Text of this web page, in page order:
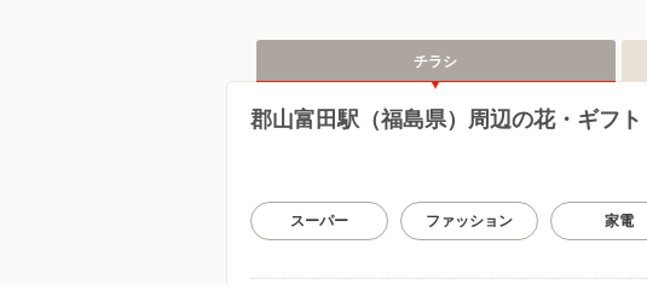
チラシ
郡山富田駅（福島県）周辺の花・ギフ
スーパー ファッション 家電